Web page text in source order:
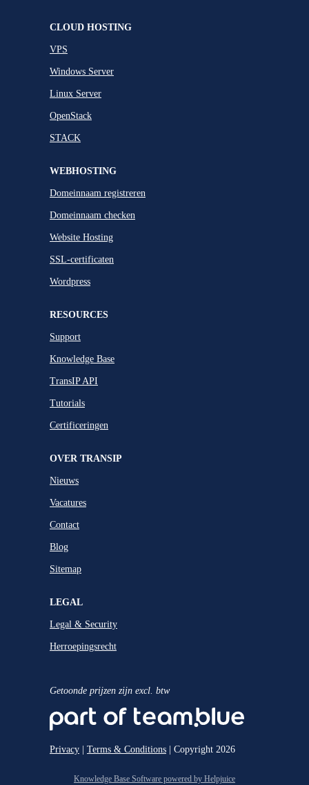
CLOUD HOSTING
VPS
Windows Server
Linux Server
OpenStack
STACK
WEBHOSTING
Domeinnaam registreren
Domeinnaam checken
Website Hosting
SSL-certificaten
Wordpress
RESOURCES
Support
Knowledge Base
TransIP API
Tutorials
Certificeringen
OVER TRANSIP
Nieuws
Vacatures
Contact
Blog
Sitemap
LEGAL
Legal & Security
Herroepingsrecht
Getoonde prijzen zijn excl. btw
Privacy | Terms & Conditions | Copyright 2026
Knowledge Base Software powered by Helpjuice